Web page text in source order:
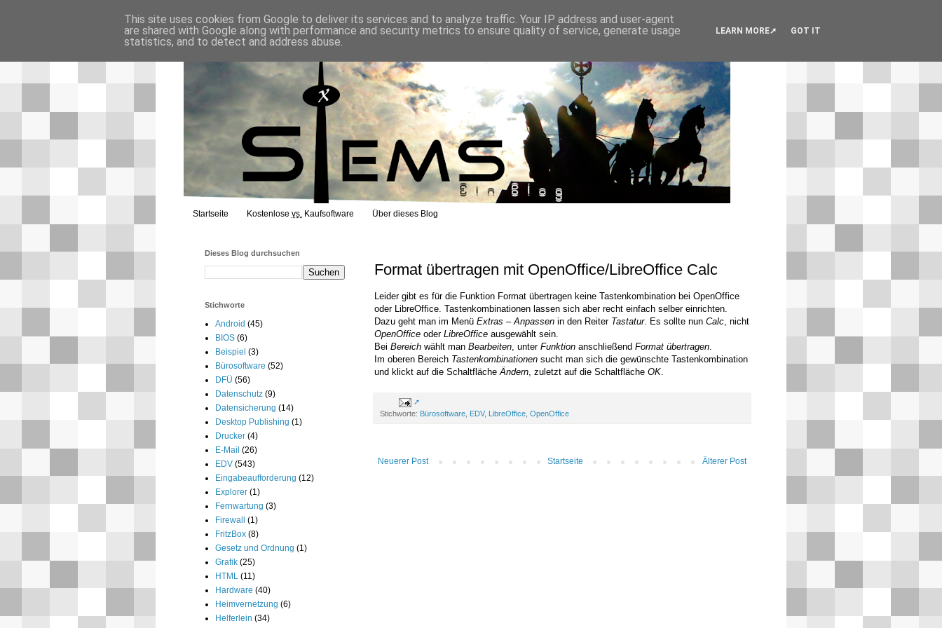
Startseite Kostenlose vs. Kaufsoftware Über dieses Blog
Format übertragen mit OpenOffice/LibreOffice Calc
Leider gibt es für die Funktion Format übertragen keine Tastenkombination bei OpenOffice
oder LibreOffice. Tastenkombinationen lassen sich aber recht einfach selber einrichten.
Dazu geht man im Menü Extras – Anpassen in den Reiter Tastatur. Es sollte nun Calc, nicht
OpenOffice oder LibreOffice ausgewählt sein.
Bei Bereich wählt man Bearbeiten, unter Funktion anschließend Format übertragen.
Im oberen Bereich Tastenkombinationen sucht man sich die gewünschte Tastenkombination
und klickt auf die SchaltflächeÄndern, zuletzt auf die Schaltfläche OK.
Stichworte: Bürosoftware EDV, LibreOffice OpenOffice
Neuerer Post Älterer Post
Startseite
Dieses Blog durchsuchen
Stichworte
Android (45)
BIOS (6)
Beispiel (3)
Bürosoftware (52)
DFÜ (56)
Datenschutz (9)
Datensicherung (14)
Desktop Publishing (1)
Drucker (4)
E-Mail (26)
EDV (543)
Eingabeaufforderung (12)
Explorer (1)
Fernwartung (3)
Firewall
(1)
FritzBox (8)
Gesetz und Ordnung (1)
Grafik (25)
HTML (11)
Hardware (40)
Heimvernetzung (6)
Helferlein (34)
This site uses cookies from Google to deliver its services and to analyze traffic. Your IP address and user-agent
are shared with Google along with performance and security metrics to ensure quality of service, generate usage
statistics, and to detect and address abuse.
LEARN MORE GOT IT